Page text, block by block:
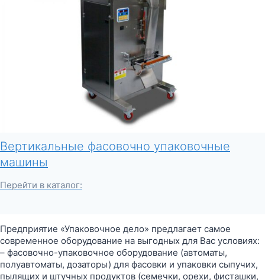
Вертикальные фасовочно упаковочные
машины
Перейти в каталог:
Предприятие «Упаковочное дело» предлагает самое
современное оборудование на выгодных для Вас условиях:
– фасовочно-упаковочное оборудование (автоматы,
полуавтоматы, дозаторы) для фасовки и упаковки сыпучих,
пылящих и штучных продуктов (семечки, орехи, фисташки,